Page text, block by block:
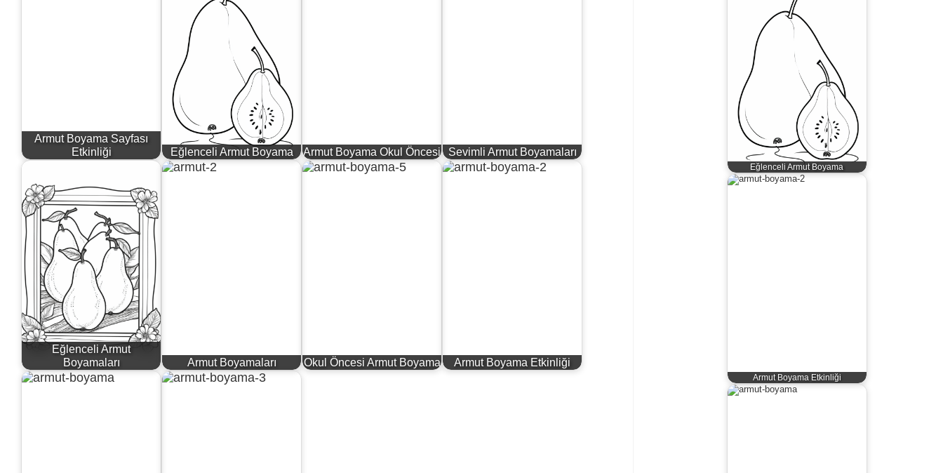
Armut Boyama Sayfası
Etkinliği
Eğlenceli Armut Boyama Armut Boyama Okul Öncesi Sevimli Armut Boyamaları
Eğlenceli Armut
Boyamaları
Armut Boyamaları Okul Öncesi Armut Boyama Armut Boyama Etkinliği
Eğlenceli Armut Boyama
Armut Boyama Etkinliği